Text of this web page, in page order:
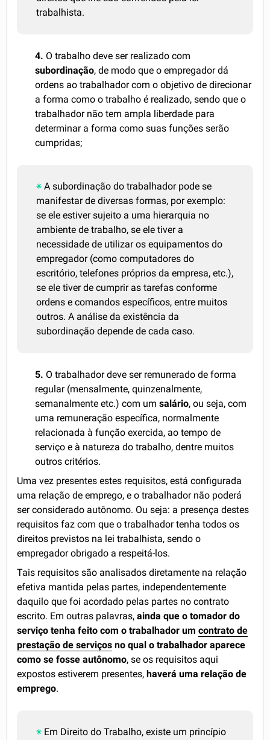
trabalhista.
4. O trabalho deve ser realizado com
subordinação, de modo que o empregador dá
ordens ao trabalhador com o objetivo de direcionar
a forma como o trabalho é realizado, sendo que o
trabalhador não tem ampla liberdade para
determinar a forma como suas funções serão
cumpridas;
A subordinação do trabalhador pode se
manifestar de diversas formas, por exemplo:
se ele estiver sujeito a uma hierarquia no
ambiente de trabalho, se ele tiver a
necessidade de utilizar os equipamentos do
empregador (como computadores do
escritório, telefones próprios da empresa, etc.),
se ele tiver de cumprir as tarefas conforme
ordens e comandos específicos, entre muitos
outros. A análise da existência da
subordinação depende de cada caso.
5. O trabalhador deve ser remunerado de forma
regular (mensalmente, quinzenalmente,
semanalmente etc.) com umsalário, ou seja, com
uma remuneração específica, normalmente
relacionada à função exercida, ao tempo de
serviço e à natureza do trabalho, dentre muitos
outros critérios.
Uma vez presentes estes requisitos, está configurada
uma relação de emprego, e o trabalhador não poderá
ser considerado autônomo. Ou seja: a presença destes
requisitos faz com que o trabalhador tenha todos os
direitos previstos na lei trabalhista, sendo o
empregador obrigado a respeitá-los.
Tais requisitos são analisados diretamente na relação
efetiva mantida pelas partes, independentemente
daquilo que foi acordado pelas partes no contrato
escrito. Em outras palavras,ainda que o tomador do
serviço tenha feito com o trabalhador umcontrato de
prestação de serviços no qual o trabalhador aparece
como se fosse autônomo, se os requisitos aqui
expostos estiverem presentes, haverá uma relação de
emprego.
Em Direito do Trabalho, existe um princípio